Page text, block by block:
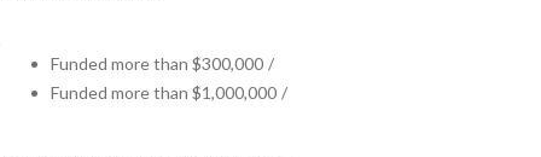
Funded more than $300,000 /
Funded more than $1,000,000 /